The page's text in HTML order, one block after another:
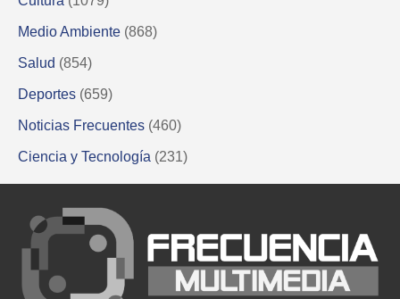
Medio Ambiente (868)
Salud (854)
Deportes (659)
Noticias Frecuentes (460)
Ciencia y Tecnología (231)